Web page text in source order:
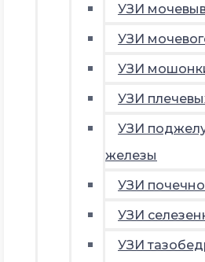
УЗИ
УЗИ
УЗИ
УЗИ
УЗИ
железы
УЗИ
УЗИ
УЗИ